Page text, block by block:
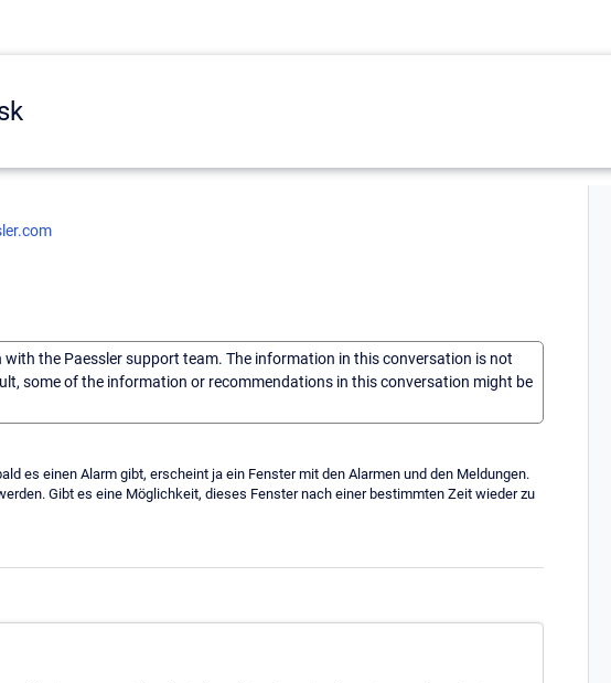
the Paessler support team. The information in this conversation is not
some of the information or recommendations in this conversation might be
es einen Alarm gibt, erscheint ja ein Fenster mit den Alarmen und den Meldungen.
Gibt es eine Möglichkeit, dieses Fenster nach einer bestimmten Zeit wieder zu